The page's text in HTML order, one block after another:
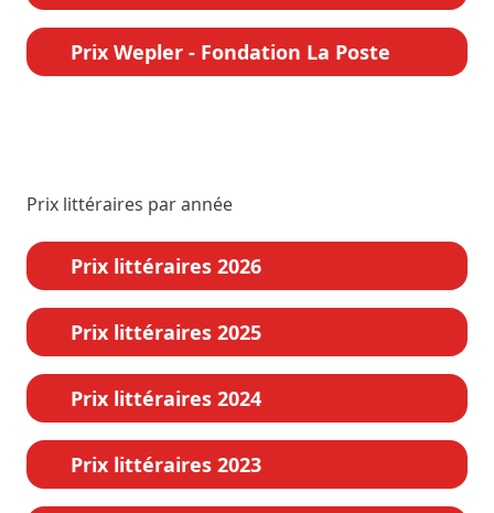
Prix Wepler - Fondation La Poste
Prix littéraires par année
Prix littéraires 2026
Prix littéraires 2025
Prix littéraires 2024
Prix littéraires 2023